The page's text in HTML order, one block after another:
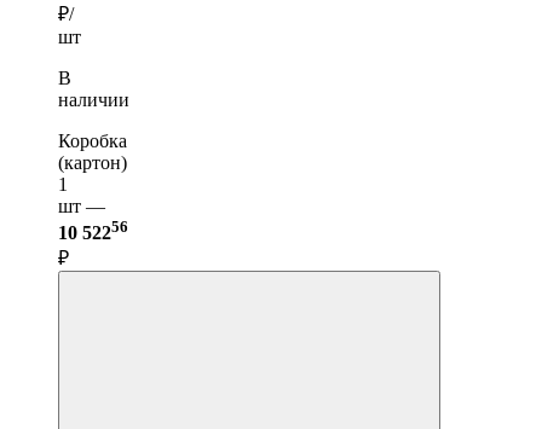
₽/
шт
В
наличии
Коробка
(картон)
1
шт —
10 52256
₽